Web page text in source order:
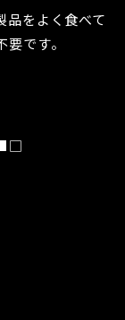
をよく食べて
です。